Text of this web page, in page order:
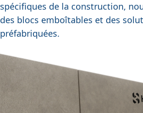
spécifiques de la construction,
des blocs emboîtables et des
préfabriquées.